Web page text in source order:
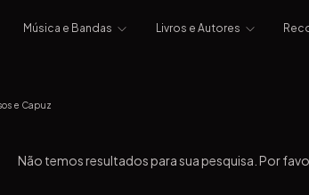
Música e Bandas Livros e Autores
e Capuz
Não temos resultados para sua pesquisa. Por